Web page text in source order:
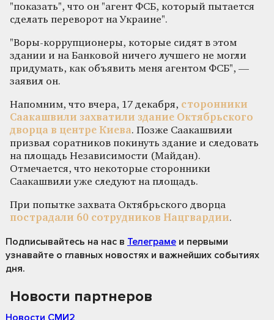
"показать", что он "агент ФСБ, который пытается
сделать переворот на Украине".
"Воры-коррупционеры, которые сидят в этом
здании и на Банковой ничего лучшего не могли
придумать, как объявить меня агентом ФСБ", —
заявил он.
Напомним, что вчера, 17 декабря, сторонники
Саакашвили захватили здание Октябрьского
дворца в центре Киева. Позже Саакашвили
призвал соратников покинуть здание и следовать
на площадь Независимости (Майдан).
Отмечается, что некоторые сторонники
Саакашвили уже следуют на площадь.
При попытке захвата Октябрьского дворца
пострадали 60 сотрудников Нацгвардии.
Подписывайтесь на нас в Телеграме и первыми
узнавайте о главных новостях и важнейших событиях
дня.
Новости партнеров
Новости СМИ2